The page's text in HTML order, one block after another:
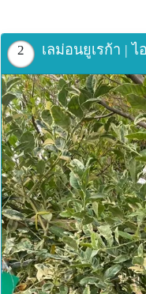
2 เลม่อนยูเรก้า |